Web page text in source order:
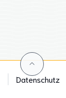
Datenschutz